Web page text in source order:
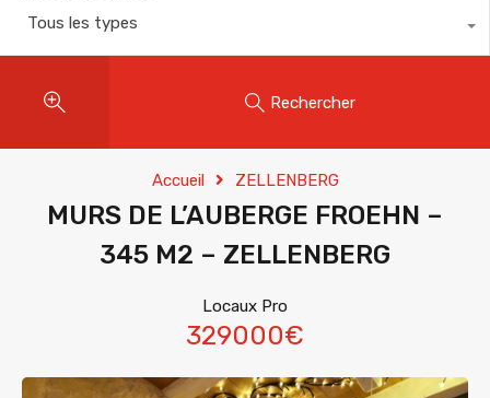
Tous les types
Rechercher
Accueil ZELLENBERG
MURS DE L’AUBERGE FROEHN –
345 M2 – ZELLENBERG
Locaux Pro
329000€